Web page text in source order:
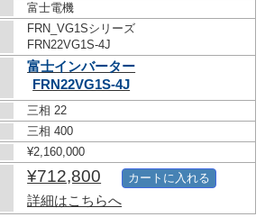
富士電機
FRN_VG1Sシリーズ
FRN22VG1S-4J
富士インバーター
FRN22VG1S-4J
三相 22
三相 400
¥2,160,000
¥712,800
詳細はこちらへ
カートに入れる